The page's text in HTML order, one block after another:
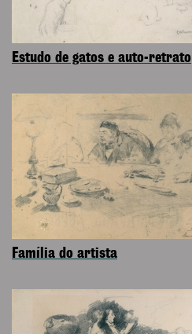
Estudo de gatos e auto-retrato
Família do artista